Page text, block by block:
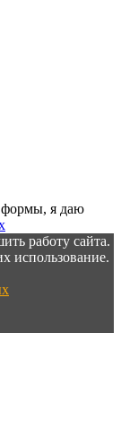
формы, я даю
работу сайта.
использование.